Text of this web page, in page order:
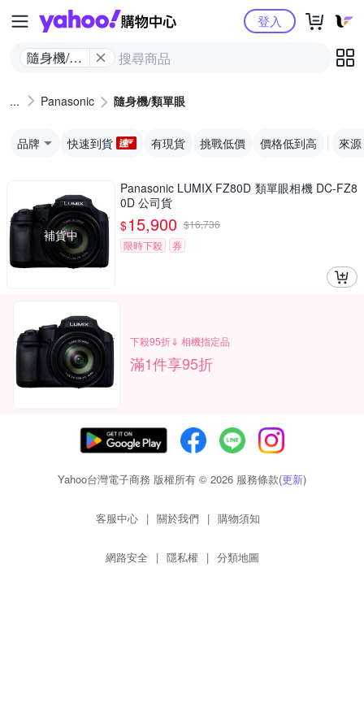
Yahoo購物中心
隨身機/類
登入
Panasonic 隨身機/類單眼
品牌 快速到貨 有現貨 挑戰低價 價格低到高 來源
補貨中
Panasonic LUMIX FZ80D 類單眼相機 DC-FZ8
0D 公司貨
$15,900 $16,736
限時下殺
券
下殺95折⇓ 相機指定品
滿1件享95折
Yahoo台灣電子商務 版權所有 © 2026 服務條款(更新)
客服中心 | 關於我們 | 購物須知
網路安全 | 隱私權 | 分類地圖